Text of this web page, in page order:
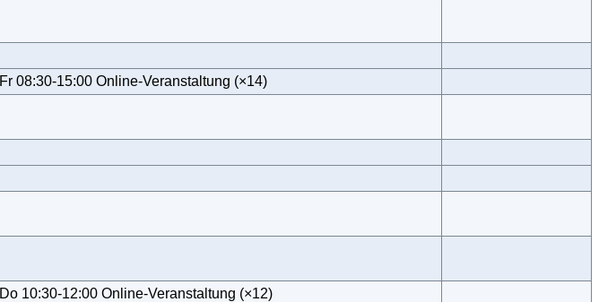
Fr 08:30-15:00 Online-Veranstaltung (×14)
Do 10:30-12:00 Online-Veranstaltung (×12)